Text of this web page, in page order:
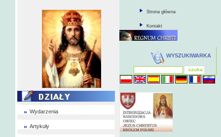
Wydarzenia
Artykuły
Strona główna
Kontakt
WYSZUKIWARKA